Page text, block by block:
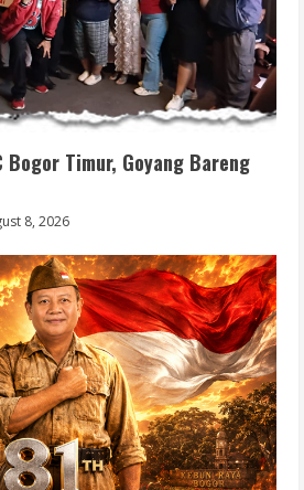
Bogor Timur, Goyang Bareng
8, 2026